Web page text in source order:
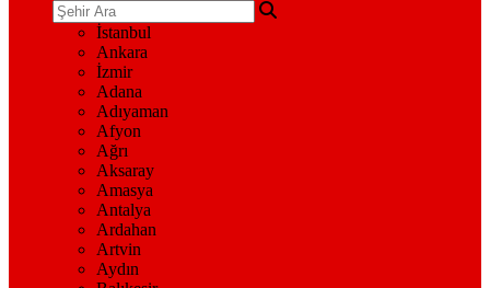
İstanbul
Ankara
İzmir
Adana
Adıyaman
Afyon
Ağrı
Aksaray
Amasya
Antalya
Ardahan
Artvin
Aydın